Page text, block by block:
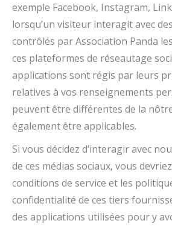
exemple Facebook, Instagram,
lorsqu’un visiteur interagit avec
contrôlés par Association Panda
ces plateformes de réseautage
applications sont régis par leurs
relatives à vos renseignements
peuvent être différentes de la
également être applicables.
Si vous décidez d’interagir avec
de ces médias sociaux, vous
conditions de service et les
confidentialité de ces tiers
des applications utilisées pour y